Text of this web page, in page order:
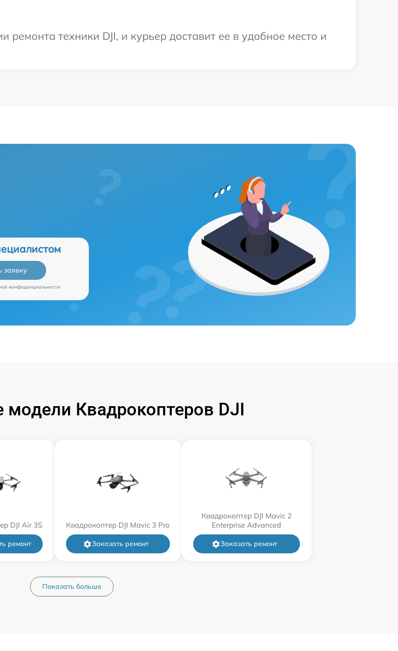
техники DJI, и курьер доставит ее в удобное место и
заявку
конфиденциальности
Квадрокоптеров DJI
DJI Air 3S
ремонт
Квадрокоптер DJI Mavic 3 Pro
Заказать ремонт
Квадрокоптер DJI Mavic 2
Enterprise Advanced
Заказать ремонт
Показать больше